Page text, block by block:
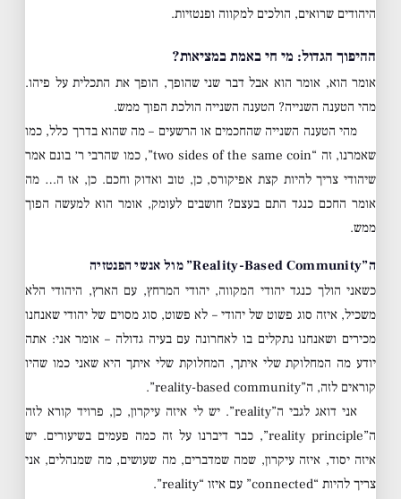
היהודים שרואים, הולכים למקווה ופנטזיות.
ההיפוך הגדול: מי חי באמת במציאות?
אומר הוא, אומר הוא אבל דבר שני שהופך, הופך את התכלית על פיהו.
מהי הטענה השנייה? הטענה השנייה הולכת הפוך ממש.
מהי הטענה השנייה שהחכמים או הרשעים – מה שהוא בדרך כלל, כמו
שאמרנו, זה “two sides of the same coin”, כמו שהרבי ר׳ בונם אמר
שיהודי צריך להיות קצת אפיקורס, כן, טוב ואדוק וחכם. כן, אז ה… מה
אומר החכם כנגד התם בעצם? חושבים לעומק, אומר הוא למעשה הפוך
ממש.
ה”Reality-Based Community” מול אנשי הפנטזיה
כשאני הולך כנגד יהודי המקווה, יהודי המרחץ, עם הארץ, היהודי הלא
משכיל, איזה סוג פשוט של יהודי – לא פשוט, סוג מסוים של יהודי שאנחנו
מכירים ושאנחנו נתקלים בו לאחרונה עם בעיה גדולה – אומר אני: אתה
יודע מה המחלוקת שלי איתך, המחלוקת שלי איתך היא שאני כמו שהיו
קוראים לזה, ה”reality-based community”.
אני דואג לגבי ה”reality”. יש לי איזה עיקרון, כן, פרויד קורא לזה
ה”reality principle”, כבר דיברנו על זה כמה פעמים בשיעורים. יש
איזה יסוד, איזה עיקרון, שמה שמדברים, מה שעושים, מה שמנהלים, אני
צריך להיות “connected” עם איזו “reality”.